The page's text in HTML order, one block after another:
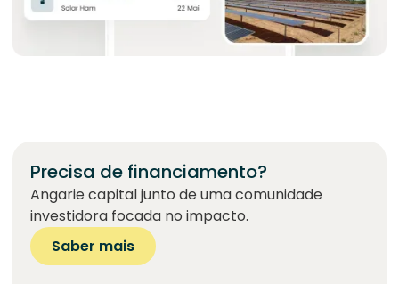
Precisa de financiamento?
Angarie capital junto de uma comunidade
investidora focada no impacto.
Saber mais